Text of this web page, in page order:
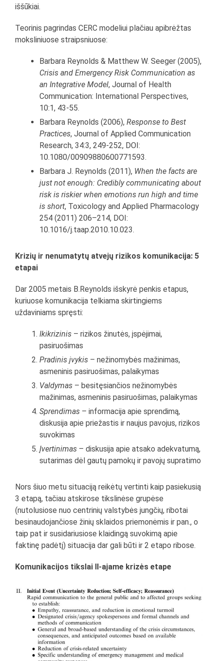
iššūkiai.
Teorinis pagrindas CERC modeliui plačiau apibrėžtas
moksliniuose straipsniuose:
Barbara Reynolds & Matthew W. Seeger (2005),
Crisis and Emergency Risk Communication as
an Integrative Model, Journal of Health
Communication: International Perspectives,
10:1, 43-55.
Barbara Reynolds (2006),Response to Best
Practices, Journal of Applied Communication
Research, 34:3, 249-252, DOI:
10.1080/00909880600771593.
Barbara J. Reynolds (2011), When the facts are
just not enough: Credibly communicating about
risk is riskier when emotions run high and time
is short, Toxicology and Applied Pharmacology
254 (2011) 206–214, DOI:
10.1016/j.taap.2010.10.023.
Krizių ir nenumatytų atvejų rizikos komunikacija: 5
etapai
Dar 2005 metais B.Reynolds išskyrė penkis etapus,
kuriuose komunikacija telkiama skirtingiems
uždaviniams spręsti:
Ikikrizinis – rizikos žinutės, įspėjimai,
pasiruošimas
Pradinis įvykis – nežinomybės mažinimas,
asmeninis pasiruošimas, palaikymas
Valdymas – besitęsiančios nežinomybės
mažinimas, asmeninis pasiruošimas, palaikymas
Sprendimas – informacija apie sprendimą,
diskusija apie priežastis ir naujus pavojus, rizikos
suvokimas
Įvertinimas – diskusija apie atsako adekvatumą,
sutarimas dėl gautų pamokų ir pavojų supratimo
Nors šiuo metu situaciją reikėtų vertinti kaip pasiekusią
3 etapą, tačiau atskirose tikslinėse grupėse
(nutolusiose nuo centrinių valstybės jungčių, ribotai
besinaudojančiose žinių sklaidos priemonėmis ir pan., o
taip pat ir susidariusiose klaidingą suvokimą apie
faktinę padėtį) situacija dar gali būti ir 2 etapo ribose.
Komunikacijos tikslai II-ajame krizės etape